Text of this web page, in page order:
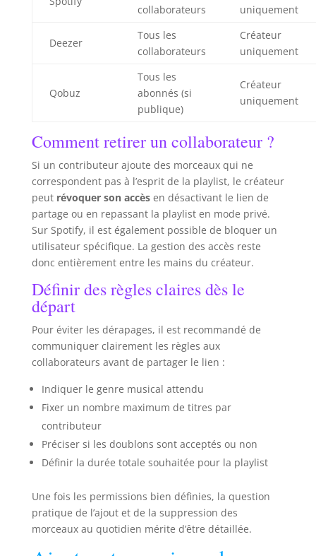
collaborateurs
uniquement
Deezer
Tous les
collaborateurs
Créateur
uniquement
Qobuz
Tous les
abonnés (si
publique)
Créateur
uniquement
Comment retirer un collaborateur ?
Si un contributeur ajoute des morceaux qui ne
correspondent pas à l’esprit de la playlist, le créateur
peut révoquer son accèsen désactivant le lien de
partage ou en repassant la playlist en mode privé.
Sur Spotify, il est également possible de bloquer un
utilisateur spécifique. La gestion des accès reste
donc entièrement entre les mains du créateur.
Définir des règles claires dès le
départ
Pour éviter les dérapages, il est recommandé de
communiquer clairement les règles aux
collaborateurs avant de partager le lien :
Indiquer le genre musical attendu
Fixer un nombre maximum de titres par
contributeur
Préciser si les doublons sont acceptés ou non
Définir la durée totale souhaitée pour la playlist
Une fois les permissions bien définies, la question
pratique de l’ajout et de la suppression des
morceaux au quotidien mérite d’être détaillée.